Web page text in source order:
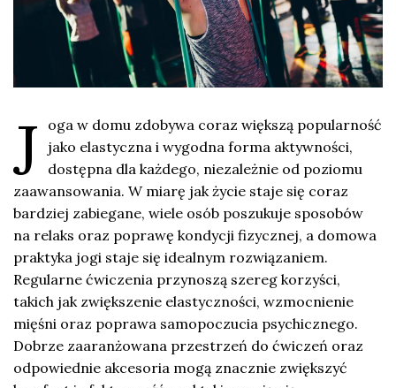
J
oga w domu zdobywa coraz większą popularność
jako elastyczna i wygodna forma aktywności,
dostępna dla każdego, niezależnie od poziomu
zaawansowania. W miarę jak życie staje się coraz
bardziej zabiegane, wiele osób poszukuje sposobów
na relaks oraz poprawę kondycji fizycznej, a domowa
praktyka jogi staje się idealnym rozwiązaniem.
Regularne ćwiczenia przynoszą szereg korzyści,
takich jak zwiększenie elastyczności, wzmocnienie
mięśni oraz poprawa samopoczucia psychicznego.
Dobrze zaaranżowana przestrzeń do ćwiczeń oraz
odpowiednie akcesoria mogą znacznie zwiększyć